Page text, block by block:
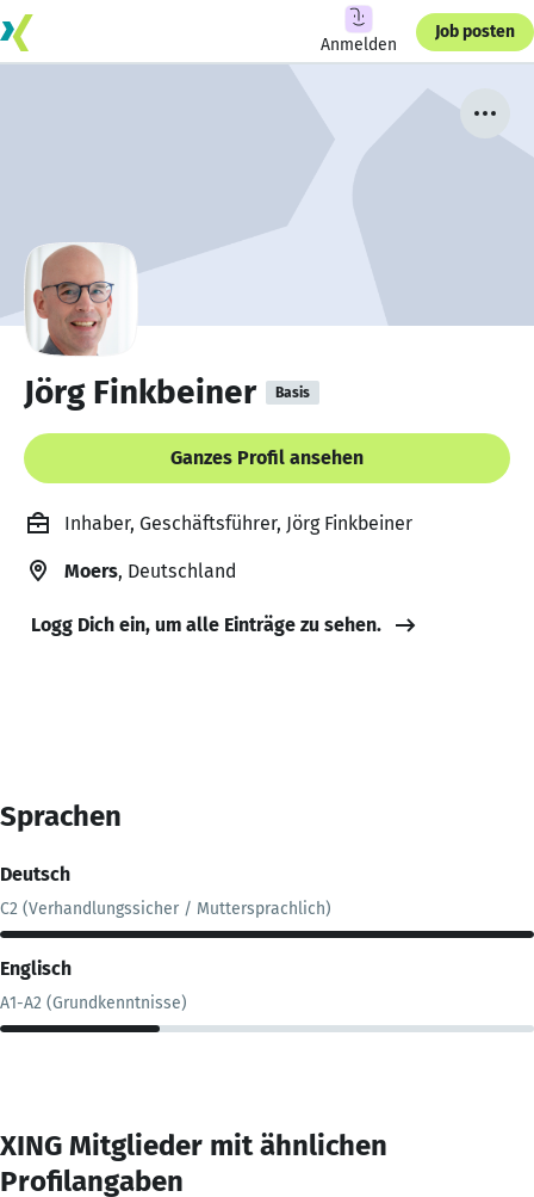
Anmelden
Job posten
Jörg Finkbeiner Basis
Ganzes Profil ansehen
Inhaber, Geschäftsführer, Jörg Finkbeiner
Moers, Deutschland
Logg Dich ein, um alle Einträge zu sehen.
Sprachen
Deutsch
C2 (Verhandlungssicher / Muttersprachlich)
Englisch
A1-A2 (Grundkenntnisse)
XING Mitglieder mit ähnlichen
Profilangaben